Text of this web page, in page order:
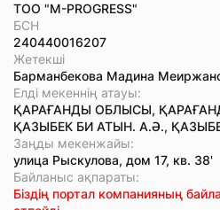
ТОО "M-PROGRESS"
БСН
240440016207
Жетекші
Барманбекова Мадина
Елді мекеннің атауы:
ҚАРАҒАНДЫ ОБЛЫСЫ,
ҚАЗЫБЕК БИ АТЫН. А.Ә.,
Заңды мекенжайы:
улица Рыскулова, дом 17, кв. 38'
Байланыс ақпараты:
Біздің портал компанияның